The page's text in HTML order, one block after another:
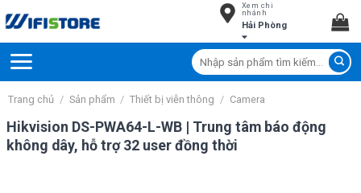
to
Xem chi
nhánh
Hải Phòng
Tìm
kiếm:
Trang chủ / Sản phẩm / Thiết bị viễn thông / Camera
Hikvision DS-PWA64-L-WB | Trung tâm báo động
không dây, hỗ trợ 32 user đồng thời